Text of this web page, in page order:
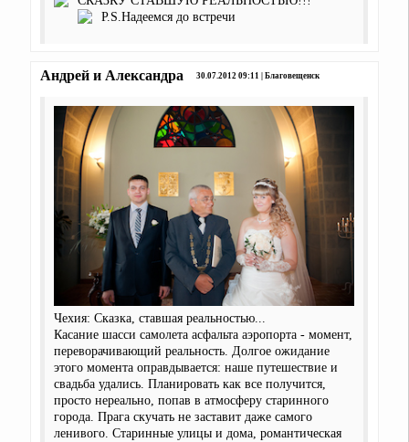
P.S.Надеемся до встречи
Андрей и Александра 30.07.2012 09:11 | Благовещенск
Чехия: Сказка, ставшая реальностью...
Касание шасси самолета асфальта аэропорта - момент,
переворачивающий реальность. Долгое ожидание
этого момента оправдывается: наше путешествие и
свадьба удались. Планировать как все получится,
просто нереально, попав в атмосферу старинного
города. Прага скучать не заставит даже самого
ленивого. Старинные улицы и дома, романтическая